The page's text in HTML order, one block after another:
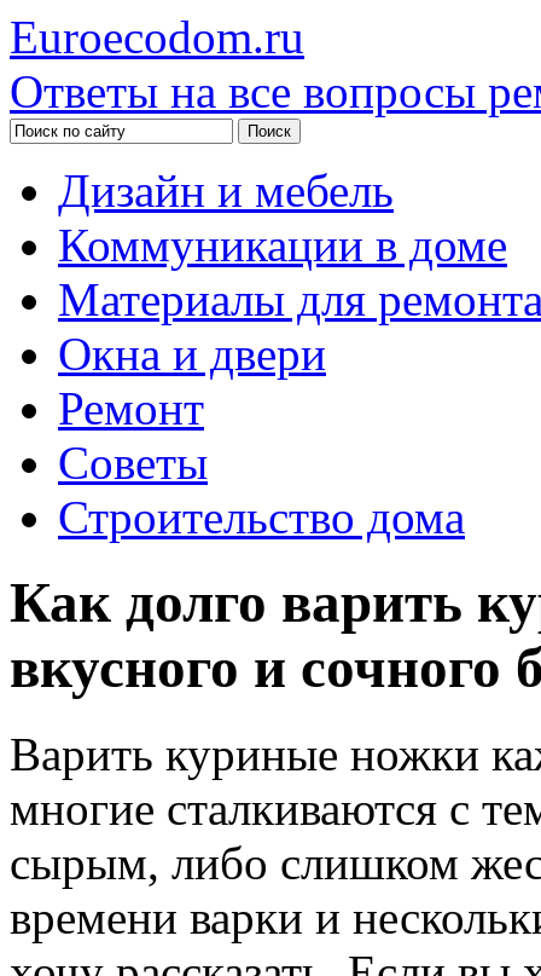
Euroecodom.ru
Ответы на все вопросы
Дизайн и мебель
Коммуникации в доме
Материалы для
Окна и двери
Ремонт
Советы
Строительство дома
Как долго варить
вкусного и сочного
Варить куриные ножки
многие сталкиваются с
сырым, либо слишком
времени варки и